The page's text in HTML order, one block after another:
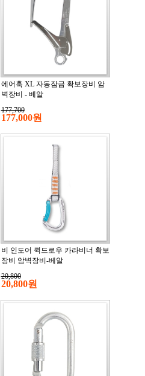
에어훅 XL 자동잠금 확보장비 암
벽장비 - 베알
177,700
177,000원
비 인도어 퀵드로우 카라비너 확보
장비 암벽장비-베알
20,800
20,800원